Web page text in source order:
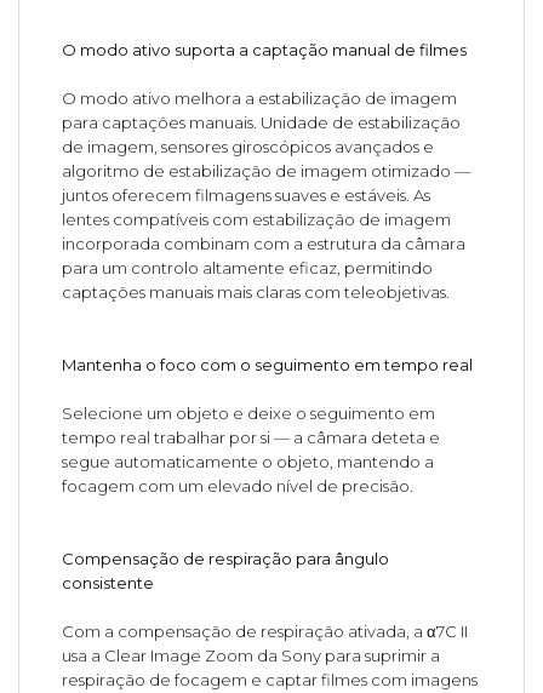
O modo ativo suporta a captação manual de filmes
O modo ativo melhora a estabilização de imagem
para captações manuais. Unidade de estabilização
de imagem, sensores giroscópicos avançados e
algoritmo de estabilização de imagem otimizado —
juntos oferecem filmagens suaves e estáveis. As
lentes compatíveis com estabilização de imagem
incorporada combinam com a estrutura da câmara
para um controlo altamente eficaz, permitindo
captações manuais mais claras com teleobjetivas.
Mantenha o foco com o seguimento em tempo real
Selecione um objeto e deixe o seguimento em
tempo real trabalhar por si — a câmara deteta e
segue automaticamente o objeto, mantendo a
focagem com um elevado nível de precisão.
Compensação de respiração para ângulo
consistente
Com a compensação de respiração ativada, a α7C II
usa a Clear Image Zoom da Sony para suprimir a
respiração de focagem e captar filmes com imagens